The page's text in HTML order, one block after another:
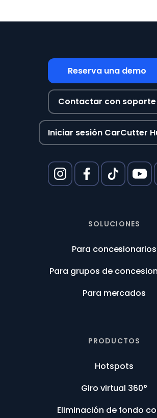
SOLUCIONES
Para concesionarios
Para grupos de
Para mercados
PRODUCTOS
Hotspots
Giro virtual 360°
Eliminación de fondo
Reserva una demo
Contactar con soporte
Iniciar sesión CarCutter